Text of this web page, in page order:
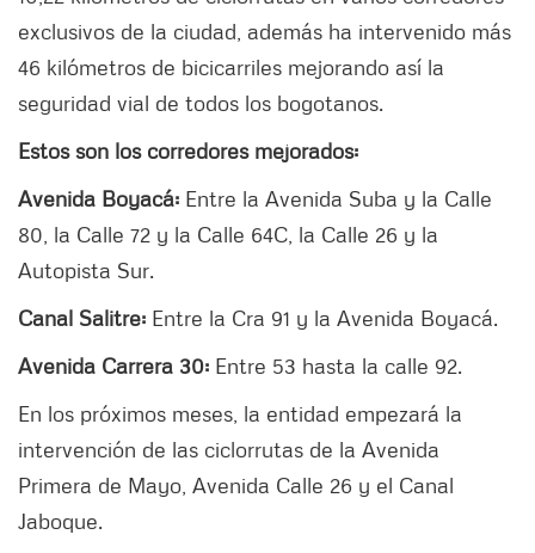
exclusivos de la ciudad, además ha intervenido más
46 kilómetros de bicicarriles mejorando así la
seguridad vial de todos los bogotanos.
Estos son los corredores mejorados:
Avenida Boyacá: Entre la Avenida Suba y la Calle
80, la Calle 72 y la Calle 64C, la Calle 26 y la
Autopista Sur.
Canal Salitre: Entre la Cra 91 y la Avenida Boyacá.
Avenida Carrera 30: Entre 53 hasta la calle 92.
En los próximos meses, la entidad empezará la
intervención de las ciclorrutas de la Avenida
Primera de Mayo, Avenida Calle 26 y el Canal
Jaboque.